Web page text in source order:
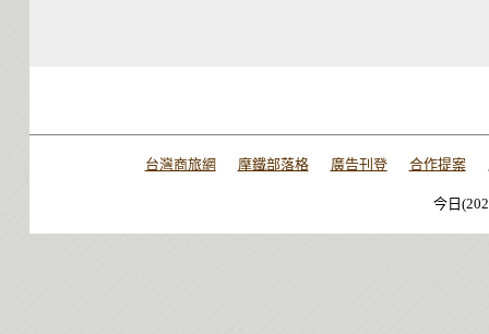
台灣商旅網 摩鐵部落格 廣告刊登 合作提案
今日